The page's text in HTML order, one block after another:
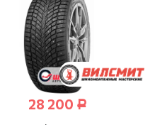
28 200 Р